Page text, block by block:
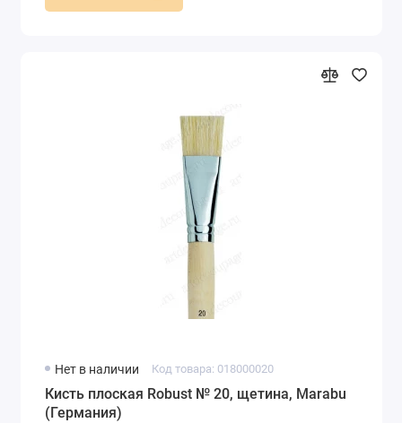
Нет в наличии Код товара: 018000020
Кисть плоская Robust № 20, щетина, Marabu
(Германия)